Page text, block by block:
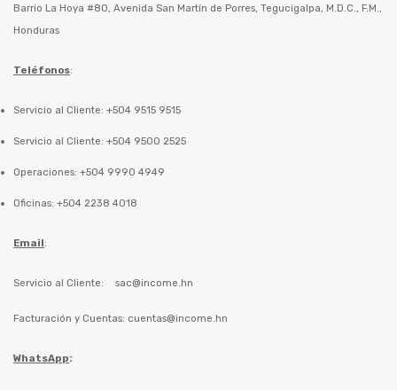
Barrio La Hoya #80, Avenida San Martín de Porres, Tegucigalpa, M.D.C., F.M.,
Honduras
Teléfonos:
Servicio al Cliente: +504 9515 9515
Servicio al Cliente: +504 9500 2525
Operaciones: +504 9990 4949
Oficinas: +504 2238 4018
Email:
Servicio al Cliente: sac@income.hn
Facturación y Cuentas: cuentas@income.hn
WhatsApp: